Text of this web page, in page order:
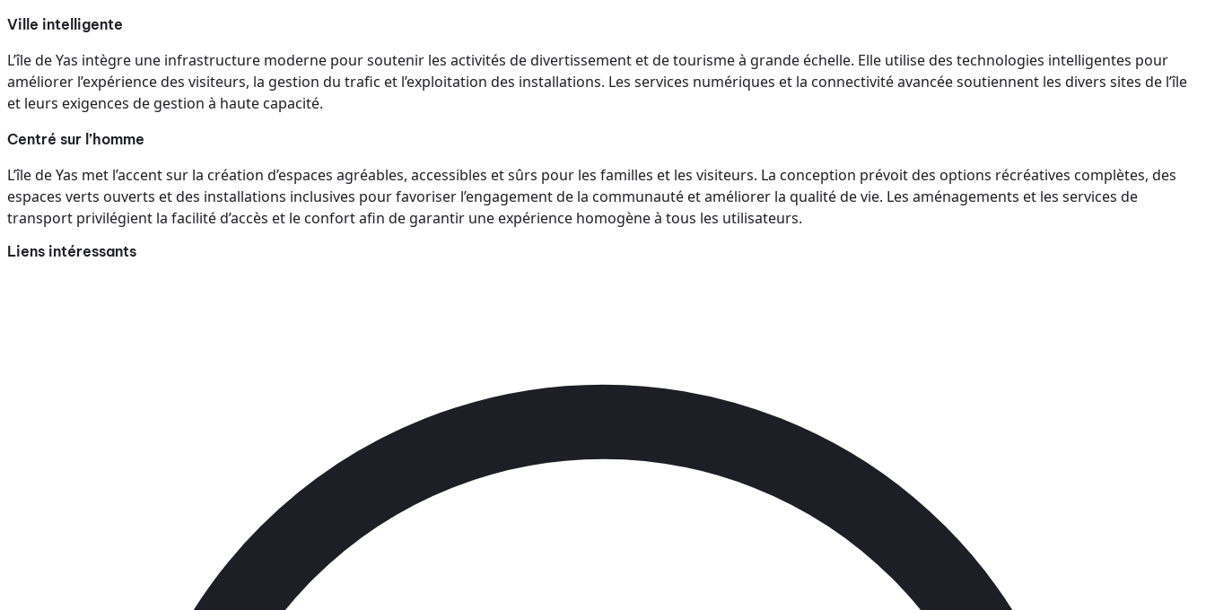
Ville intelligente
L’île de Yas intègre une infrastructure moderne pour soutenir les activités de divertissement et de tourisme à grande échelle. Elle utilise des technologies intelligentes pour
améliorer l’expérience des visiteurs, la gestion du trafic et l’exploitation des installations. Les services numériques et la connectivité avancée soutiennent les divers sites de l’île
et leurs exigences de gestion à haute capacité.
Centré sur l’homme
L’île de Yas met l’accent sur la création d’espaces agréables, accessibles et sûrs pour les familles et les visiteurs. La conception prévoit des options récréatives complètes, des
espaces verts ouverts et des installations inclusives pour favoriser l’engagement de la communauté et améliorer la qualité de vie. Les aménagements et les services de
transport privilégient la facilité d’accès et le confort afin de garantir une expérience homogène à tous les utilisateurs.
Liens intéressants